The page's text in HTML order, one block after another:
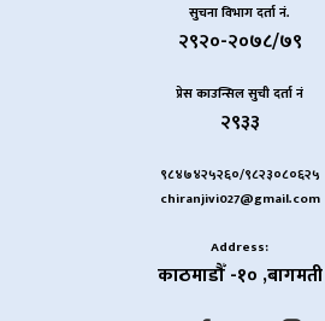
सुचना विभाग दर्ता नं.
२९२०-२०७८/७९
प्रेस काउन्सिल सुची दर्ता नं
२९३३
९८४७४२५२६०/९८२३०८०६२५
chiranjivi027@gmail.com
Address:
काठमाडौँ -१० ,बागमती